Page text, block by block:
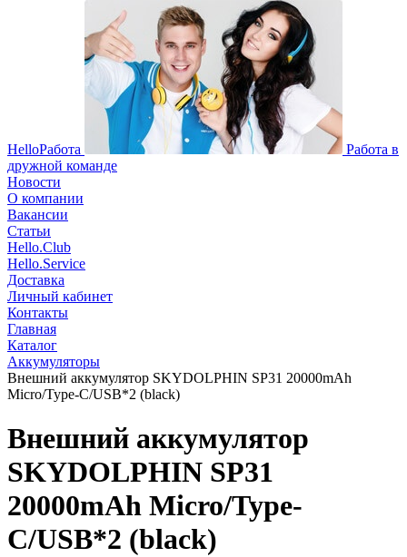
HelloРабота
Работа в
дружной команде
Новости
О компании
Вакансии
Статьи
Hello.Club
Hello.Service
Доставка
Личный кабинет
Контакты
Главная
Каталог
Аккумуляторы
Внешний аккумулятор SKYDOLPHIN SP31 20000mAh
Micro/Type-C/USB*2 (black)
Внешний аккумулятор
SKYDOLPHIN SP31
20000mAh Micro/Type-
C/USB*2 (black)